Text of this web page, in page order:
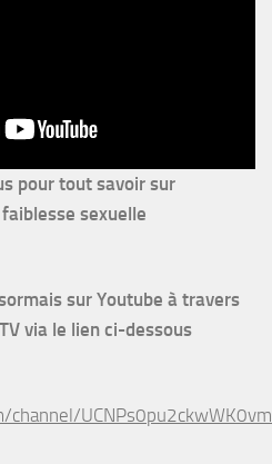
pour tout savoir sur
sexuelle
sur Youtube à travers
via le lien ci-dessous